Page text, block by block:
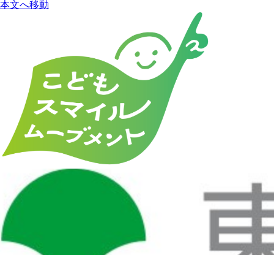
本文へ移動